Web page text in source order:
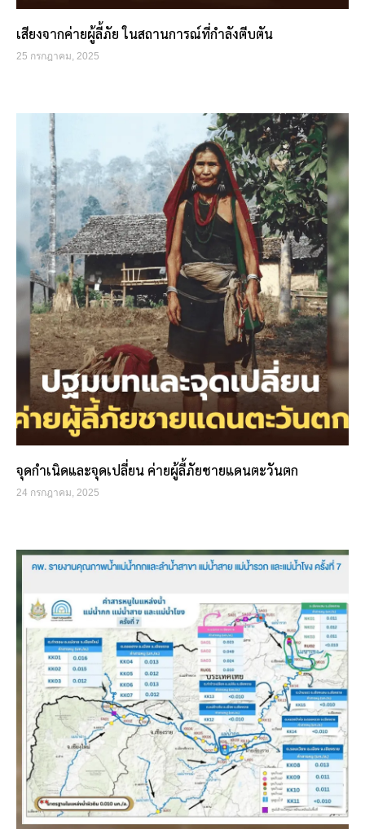
เสียงจากค่ายผู้ลี้ภัย ในสถานการณ์ที่กำลังตีบตัน
25 กรกฎาคม, 2025
จุดกำเนิดและจุดเปลี่ยน ค่ายผู้ลี้ภัยชายแดนตะวันตก
24 กรกฎาคม, 2025